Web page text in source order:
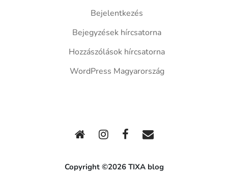
Bejelentkezés
Bejegyzések hírcsatorna
Hozzászólások hírcsatorna
WordPress Magyarország
Copyright ©2026 TIXA blog